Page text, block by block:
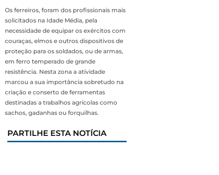
Os ferreiros, foram dos profissionais mais
solicitados na Idade Média, pela
necessidade de equipar os exércitos com
couraças, elmos e outros dispositivos de
proteção para os soldados, ou de armas,
em ferro temperado de grande
resistência. Nesta zona a atividade
marcou a sua importância sobretudo na
criação e conserto de ferramentas
destinadas a trabalhos agrícolas como
sachos, gadanhas ou forquilhas.
PARTILHE ESTA NOTÍCIA